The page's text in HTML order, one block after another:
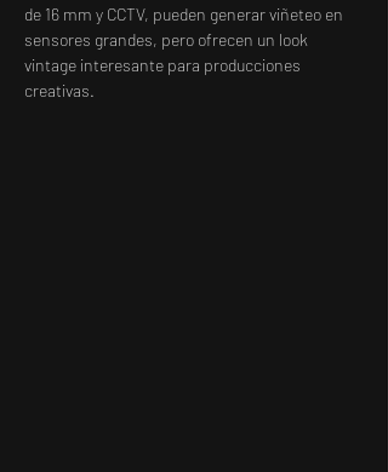
de 16 mm y CCTV, pueden generar viñeteo en
sensores grandes, pero ofrecen un look
vintage interesante para producciones
creativas.